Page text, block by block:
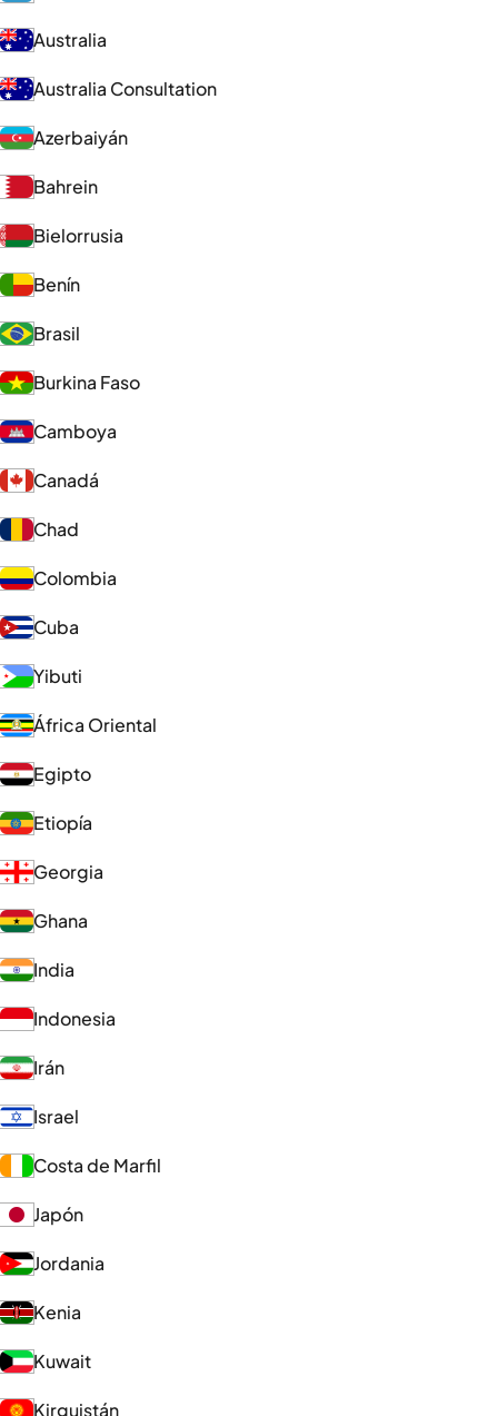
Australia
Australia Consultation
Azerbaiyán
Bahrein
Bielorrusia
Benín
Brasil
Burkina Faso
Camboya
Canadá
Chad
Colombia
Cuba
Yibuti
África Oriental
Egipto
Etiopía
Georgia
Ghana
India
Indonesia
Irán
Israel
Costa de Marfil
Japón
Jordania
Kenia
Kuwait
Kirguistán